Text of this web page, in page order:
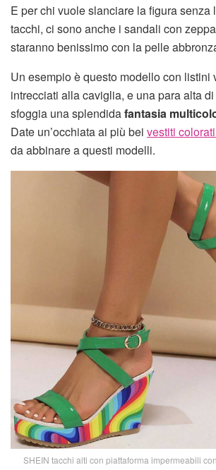
E per chi vuole slanciare la figura senza
tacchi, ci sono anche i sandali con
staranno benissimo con la pelle
Un esempio è questo modello con listini
intrecciati alla caviglia, e una para alta
sfoggia una splendidafantasia
Date un’occhiata ai più bei vestiti
da abbinare a questi modelli.
SHEIN tacchi alti con piattaforma impermeabili